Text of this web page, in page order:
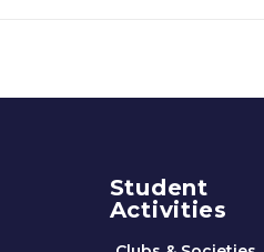
Student
Activities